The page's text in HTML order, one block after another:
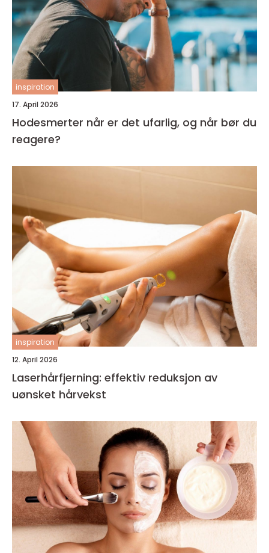
inspiration
17. April 2026
Hodesmerter når er det ufarlig, og når bør du
reagere?
inspiration
12. April 2026
Laserhårfjerning: effektiv reduksjon av
uønsket hårvekst